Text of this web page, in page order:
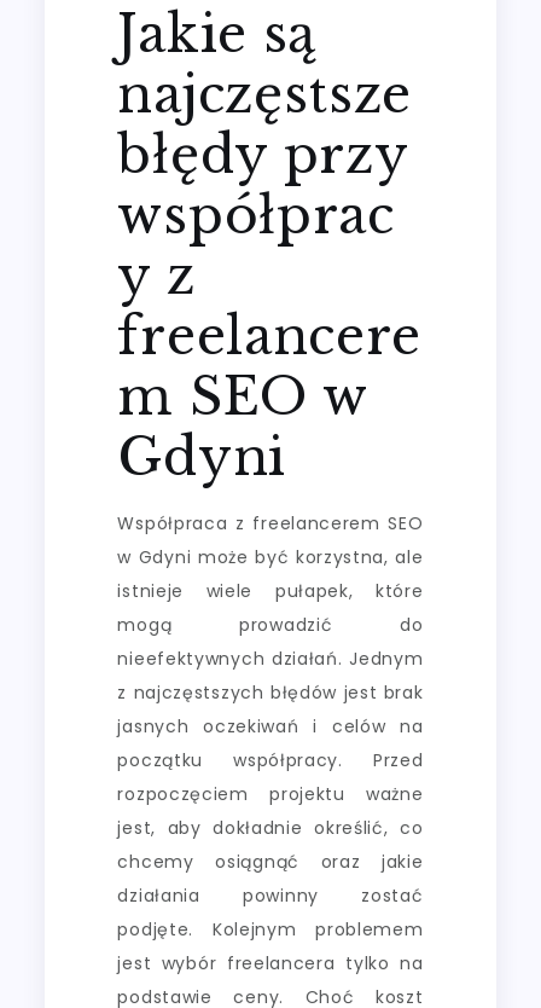
Jakie są
najczęstsze
błędy przy
współprac
y z
freelancere
m SEO w
Gdyni
Współpraca z freelancerem SEO
w Gdyni może być korzystna, ale
istnieje wiele pułapek, które
mogą prowadzić do
nieefektywnych działań. Jednym
z najczęstszych błędów jest brak
jasnych oczekiwań i celów na
początku współpracy. Przed
rozpoczęciem projektu ważne
jest, aby dokładnie określić, co
chcemy osiągnąć oraz jakie
działania powinny zostać
podjęte. Kolejnym problemem
jest wybór freelancera tylko na
podstawie ceny. Choć koszt